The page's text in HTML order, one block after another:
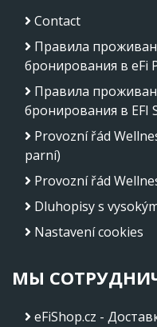
Contact
Правила
бронирования в eFi
Правила
бронирования в EFI
Provozní řád
parní)
Provozní řád
Dluhopisy s
Nastavení cookies
МЫ
eFiShop.cz -